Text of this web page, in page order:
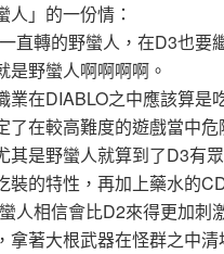
人」的一份情：
直轉的野蠻人，在D3也要
是野蠻人啊啊啊啊。
業在DIABLO之中應該算是
了在較高難度的遊戲當中
其是野蠻人就算到了D3有
裝的特性，再加上藥水的
人相信會比D2來得更加刺
拿著大根武器在怪群之中